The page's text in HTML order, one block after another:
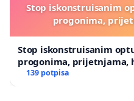
Stop iskonstruisanim
progonima,
Stop iskonstruisanim
progonima, prijetnjama,
139 potpisa